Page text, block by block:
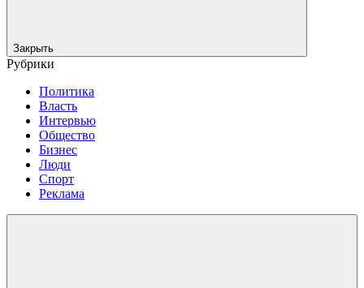
Закрыть
Рубрики
Политика
Власть
Интервью
Общество
Бизнес
Люди
Спорт
Реклама